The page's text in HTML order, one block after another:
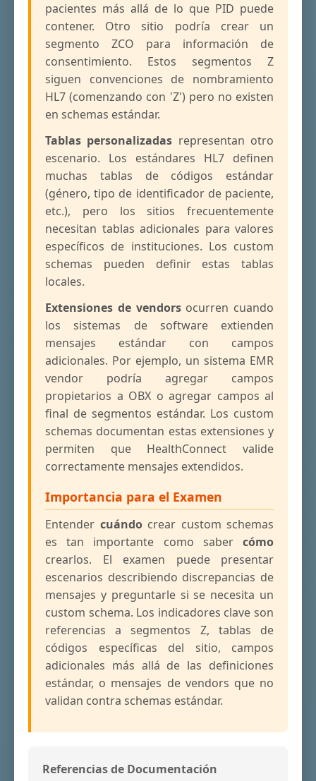
pacientes más allá de lo que PID puede
contener. Otro sitio podría crear un
segmento ZCO para información de
consentimiento. Estos segmentos Z
siguen convenciones de nombramiento
HL7 (comenzando con 'Z') pero no existen
en schemas estándar.
Tablas personalizadas representan otro
escenario. Los estándares HL7 definen
muchas tablas de códigos estándar
(género, tipo de identificador de paciente,
etc.), pero los sitios frecuentemente
necesitan tablas adicionales para valores
específicos de instituciones. Los custom
schemas pueden definir estas tablas
locales.
Extensiones de vendorsocurren cuando
los sistemas de software extienden
mensajes estándar con campos
adicionales. Por ejemplo, un sistema EMR
vendor podría agregar campos
propietarios a OBX o agregar campos al
final de segmentos estándar. Los custom
schemas documentan estas extensiones y
permiten que HealthConnect valide
correctamente mensajes extendidos.
Importancia para el Examen
Entender cuándocrear custom schemas
es tan importante como saber cómo
crearlos. El examen puede presentar
escenarios describiendo discrepancias de
mensajes y preguntarle si se necesita un
custom schema. Los indicadores clave son
referencias a segmentos Z, tablas de
códigos específicas del sitio, campos
adicionales más allá de las definiciones
estándar, o mensajes de vendors que no
validan contra schemas estándar.
Referencias de Documentación